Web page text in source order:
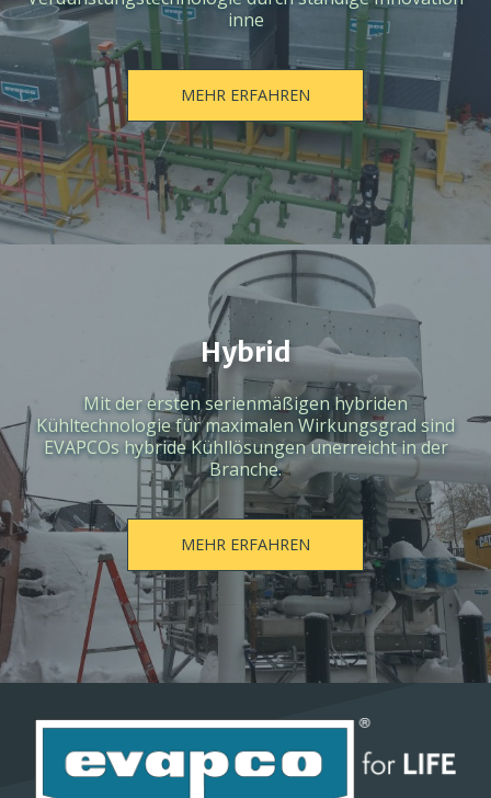
inne
MEHR ERFAHREN
Hybrid
Mit der ersten serienmäßigen hybriden
Kühltechnologie für maximalen Wirkungsgrad sind
EVAPCOs hybride Kühllösungen unerreicht in der
Branche.
MEHR ERFAHREN